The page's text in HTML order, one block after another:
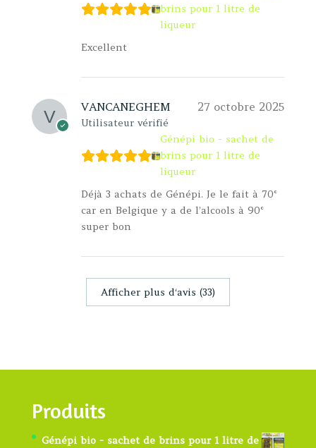
brins pour 1 litre de
liqueur
Excellent
VANCANEGHEM
Utilisateur vérifié
27 octobre 2025
Génépi bio - sachet de
brins pour 1 litre de
liqueur
Déjà 3 achats de Génépi. Je le fait à 70°
car en Belgique y a de l’alcools à 90°
super bon
Afficher plus d‘avis (33)
Produits
Génépi bio - sachet de brins pour 1 litre de